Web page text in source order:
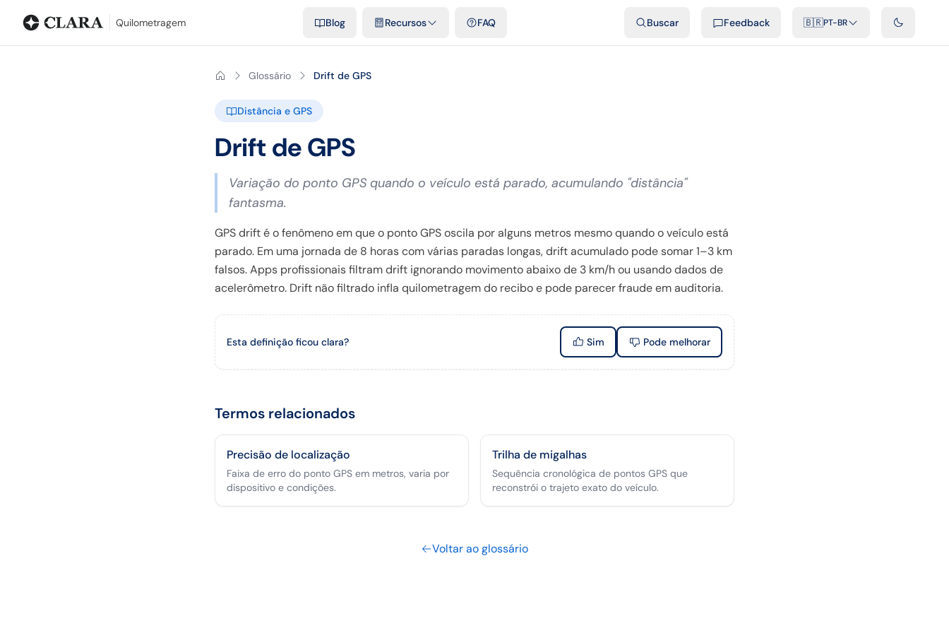
Quilometragem Blog Recursos FAQ Buscar Feedback 🇧🇷PT-BR
Glossário Drift de GPS
Distância e GPS
Drift de GPS
Variação do ponto GPS quando o veículo está parado, acumulando "distância"
fantasma.
GPS drift é o fenômeno em que o ponto GPS oscila por alguns metros mesmo quando o veículo está
parado. Em uma jornada de 8 horas com várias paradas longas, drift acumulado pode somar 1–3 km
falsos. Apps profissionais filtram drift ignorando movimento abaixo de 3 km/h ou usando dados de
acelerômetro. Drift não filtrado infla quilometragem do recibo e pode parecer fraude em auditoria.
Esta definição ficou clara? Sim Pode melhorar
Termos relacionados
Precisão de localização
Faixa de erro do ponto GPS em metros, varia por
dispositivo e condições.
Trilha de migalhas
Sequência cronológica de pontos GPS que
reconstrói o trajeto exato do veículo.
Voltar ao glossário